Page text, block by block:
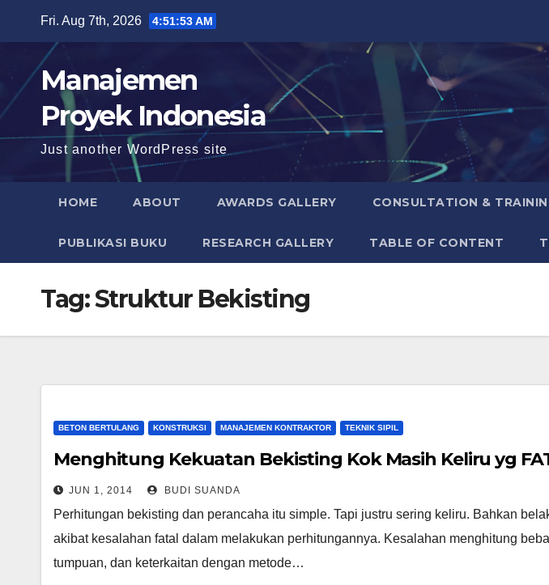
content
Fri. Aug 7th, 2026 4:51:54 AM
Manajemen
Proyek Indonesia
Just another WordPress site
HOME ABOUT AWARDS GALLERY CONSULTATION &
PUBLIKASI BUKU RESEARCH GALLERY TABLE OF CONTENT
Tag:Struktur Bekisting
BETON BERTULANG KONSTRUKSI MANAJEMEN KONTRAKTOR TEKNIK SIPIL
Menghitung Kekuatan Bekisting Kok Masih Keliru yg
JUN 1, 2014 BUDI SUANDA
Perhitungan bekisting dan perancaha itu simple. Tapi justru sering keliru. Bahkan
akibat kesalahan fatal dalam melakukan perhitungannya. Kesalahan menghitung
tumpuan, dan keterkaitan dengan metode…